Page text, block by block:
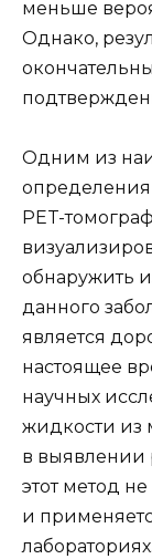
меньше
Однако,
Одним из
определения
PET-
обнаружить
данного
является
настоящее
научных
жидкости из
в выявлении
этот метод
и
лабораториях.